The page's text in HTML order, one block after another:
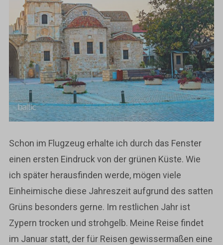
Schon im Flugzeug erhalte ich durch das Fenster
einen ersten Eindruck von der grünen Küste. Wie
ich später herausfinden werde, mögen viele
Einheimische diese Jahreszeit aufgrund des satten
Grüns besonders gerne. Im restlichen Jahr ist
Zypern trocken und strohgelb. Meine Reise findet
im Januar statt, der für Reisen gewissermaßen eine